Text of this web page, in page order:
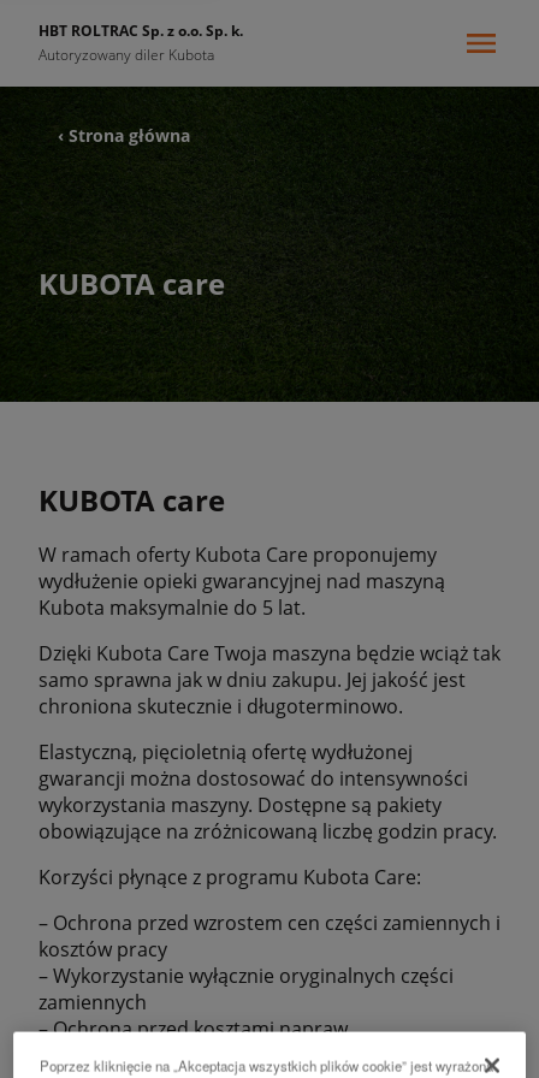
HBT ROLTRAC Sp. z o.o. Sp. k.
Autoryzowany diler Kubota
‹ Strona główna
KUBOTA care
KUBOTA care
W ramach oferty Kubota Care proponujemy
wydłużenie opieki gwarancyjnej nad maszyną
Kubota maksymalnie do 5 lat.
Dzięki Kubota Care Twoja maszyna będzie wciąż tak
samo sprawna jak w dniu zakupu. Jej jakość jest
chroniona skutecznie i długoterminowo.
Elastyczną, pięcioletnią ofertę wydłużonej
gwarancji można dostosować do intensywności
wykorzystania maszyny. Dostępne są pakiety
obowiązujące na zróżnicowaną liczbę godzin pracy.
Korzyści płynące z programu Kubota Care:
– Ochrona przed wzrostem cen części zamiennych i
kosztów pracy
– Wykorzystanie wyłącznie oryginalnych części
zamiennych
– Ochrona przed kosztami napraw
– Kontakt z dilerem Kubota
Poprzez kliknięcie na „Akceptacja wszystkich plików cookie” jest wyrażona